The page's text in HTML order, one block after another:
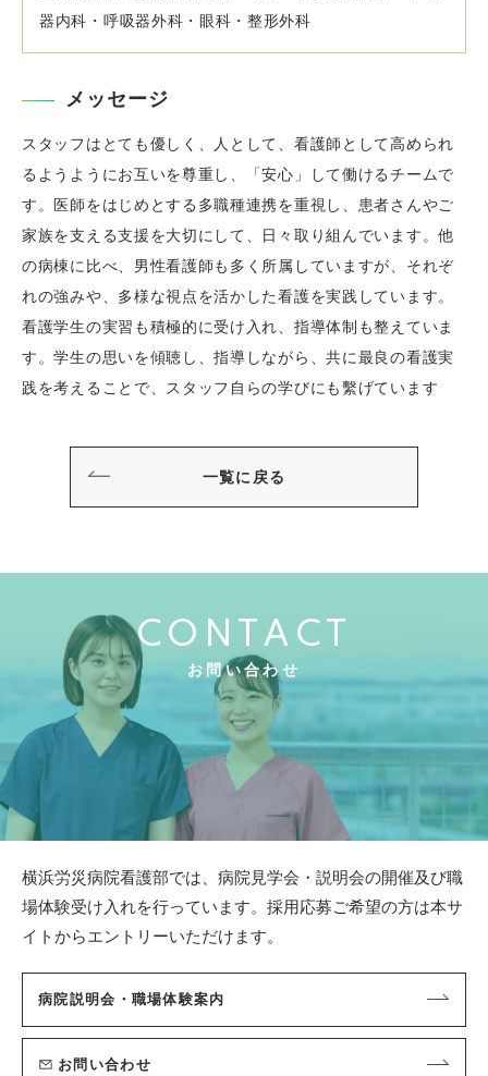
器内科・呼吸器外科・眼科・整形外科
メッセージ
スタッフはとても優しく、人として、看護師として高められ
るようようにお互いを尊重し、「安心」して働けるチームで
す。医師をはじめとする多職種連携を重視し、患者さんやご
家族を支える支援を大切にして、日々取り組んでいます。他
の病棟に比べ、男性看護師も多く所属していますが、それぞ
れの強みや、多様な視点を活かした看護を実践しています。
看護学生の実習も積極的に受け入れ、指導体制も整えていま
す。学生の思いを傾聴し、指導しながら、共に最良の看護実
践を考えることで、スタッフ自らの学びにも繫げています
一覧に戻る
CONTACT
お問い合わせ
横浜労災病院看護部では、病院見学会・説明会の開催及び職
場体験受け入れを行っています。 採用応募ご希望の方は本サ
イトからエントリーいただけます。
病院説明会・職場体験案内
お問い合わせ